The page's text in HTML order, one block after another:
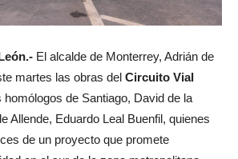
El alcalde de Monterrey, Adrián de
martes las obras del Circuito Vial
homólogos de Santiago, David de la
Allende, Eduardo Leal Buenfil, quienes
de un proyecto que promete